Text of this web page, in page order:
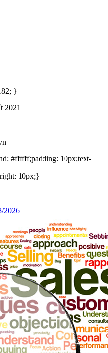
}
2021
#ffffff;padding: 10px;text-
10px;}
2026